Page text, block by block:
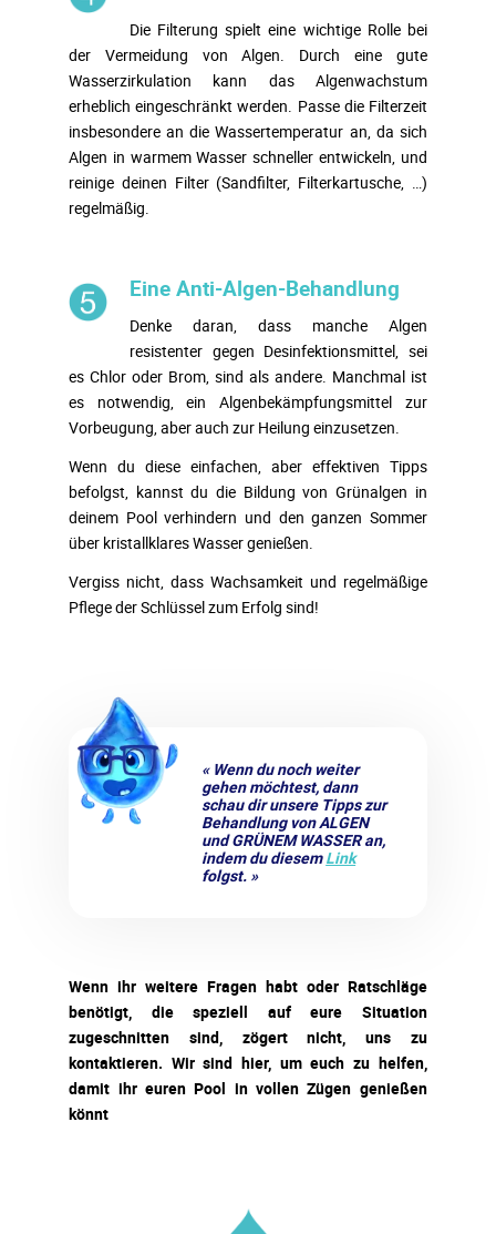
Die Filterung spielt eine wichtige Rolle bei
der Vermeidung von Algen. Durch eine gute
Wasserzirkulation kann das Algenwachstum
erheblich eingeschränkt werden. Passe die Filterzeit
insbesondere an die Wassertemperatur an, da sich
Algen in warmem Wasser schneller entwickeln, und
reinige deinen Filter (Sandfilter, Filterkartusche, …)
regelmäßig.
Eine Anti-Algen-Behandlung
Denke daran, dass manche Algen
resistenter gegen Desinfektionsmittel, sei
es Chlor oder Brom, sind als andere. Manchmal ist
es notwendig, ein Algenbekämpfungsmittel zur
Vorbeugung, aber auch zur Heilung einzusetzen.
Wenn du diese einfachen, aber effektiven Tipps
befolgst, kannst du die Bildung von Grünalgen in
deinem Pool verhindern und den ganzen Sommer
über kristallklares Wasser genießen.
Vergiss nicht, dass Wachsamkeit und regelmäßige
Pflege der Schlüssel zum Erfolg sind!
« Wenn du noch weiter
gehen möchtest, dann
schau dir unsere Tipps zur
Behandlung von ALGEN
und GRÜNEM WASSER an,
indem du diesemLink
folgst. »
Wenn ihr weitere Fragen habt oder Ratschläge
benötigt, die speziell auf eure Situation
zugeschnitten sind, zögert nicht, uns zu
kontaktieren. Wir sind hier, um euch zu helfen,
damit ihr euren Pool in vollen Zügen genießen
könnt